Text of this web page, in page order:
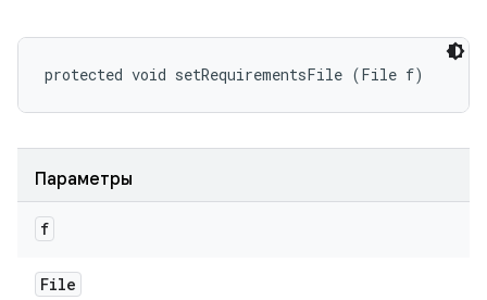
protected void setRequirementsFile (File f)
Параметры
f
File